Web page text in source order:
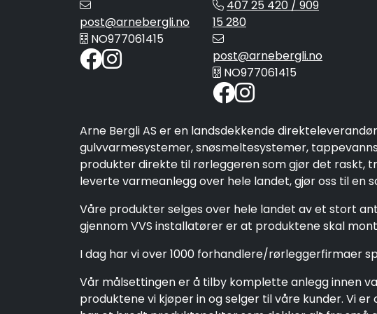
post@arnebergli.no
NO977061415
407 25 420 / 909
15 280
post@arnebergli.no
NO977061415
Arne Bergli AS er en landsdekkende
gulvvarmesystemer, snøsmeltesystemer,
produkter direkte til rørleggeren som gjør det raskt,
leverte varmeanlegg over hele landet, gjør oss til en
Våre produkter selges over hele landet av et stort
gjennom VVS installatører er at produktene skal
I dag har vi over 1000 forhandlere/rørleggerfirmaer
Vår målsettingen er å tilby komplette anlegg innen
produktene vi kjøper in og selger til våre kunder. Vi